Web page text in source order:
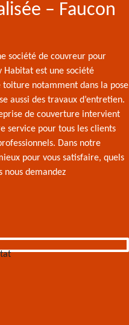
– Faucon
société de couvreur pour
Habitat est une société
toiture notamment dans la pose
aussi des travaux d’entretien.
de couverture intervient
service pour tous les clients
Dans notre
pour vous satisfaire, quels
nous demandez